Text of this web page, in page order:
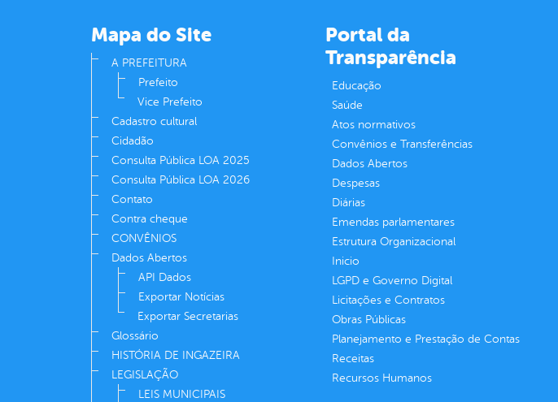
Mapa do Site
A PREFEITURA
Prefeito
Vice Prefeito
Cadastro cultural
Cidadão
Consulta Pública LOA 2025
Consulta Pública LOA 2026
Contato
Contra cheque
CONVÊNIOS
Dados Abertos
API Dados
Exportar Notícias
Exportar Secretarias
Glossário
HISTÓRIA DE INGAZEIRA
LEGISLAÇÃO
LEIS MUNICIPAIS
Portal da
Transparência
Educação
Saúde
Atos normativos
Convênios e Transferências
Dados Abertos
Despesas
Diárias
Emendas parlamentares
Estrutura Organizacional
Inicio
LGPD e Governo Digital
Licitações e Contratos
Obras Públicas
Planejamento e Prestação de Contas
Receitas
Recursos Humanos